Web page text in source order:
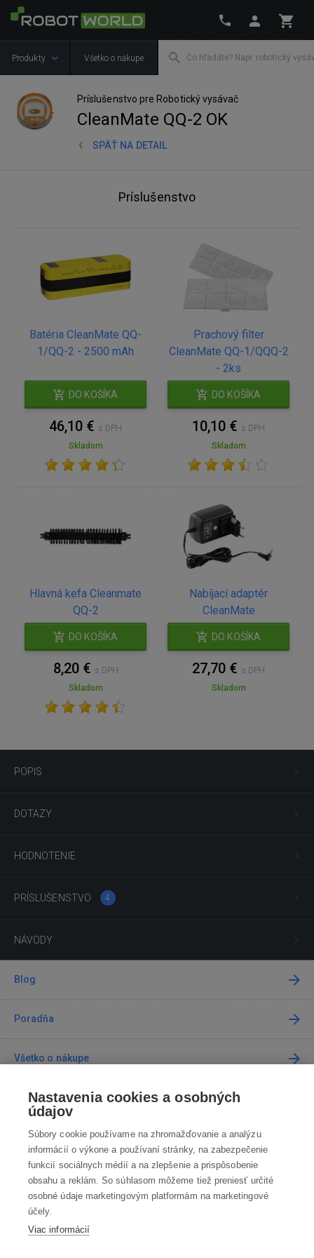
Produkty Všetko o nákupe
Príslušenstvo pre Robotický vysávač
CleanMate QQ-2 OK
SPÄŤ NA DETAIL
POPIS
DOTAZY
HODNOTENIE
PRÍSLUŠENSTVO 4
NÁVODY
Príslušenstvo
Batéria CleanMate QQ-
1/QQ-2 - 2500 mAh
DO KOŠÍKA
46,10 € s DPH
Skladom
Prachový filter
CleanMate QQ-1/QQQ-2
- 2ks
DO KOŠÍKA
10,10 € s DPH
Skladom
Hlavná kefa Cleanmate
QQ-2
DO KOŠÍKA
8,20 € s DPH
Skladom
Nabíjací adaptér
CleanMate
DO KOŠÍKA
27,70 € s DPH
Skladom
Blog
Poradňa
Všetko o nákupe
Predajne
Kontakt
Kontaktujte nás
info@robotworld.sk
02 / 205 103 00
Nastavenia cookies a osobných
údajov
Súbory cookie používame na zhromažďovanie a analýzu
informácií o výkone a používaní stránky, na zabezpečenie
funkcií sociálnych médií a na zlepšenie a prispôsobenie
obsahu a reklám. So súhlasom môžeme tiež preniesť určité
osobné údaje marketingovým platformám na marketingové
účely.
Viac informácií